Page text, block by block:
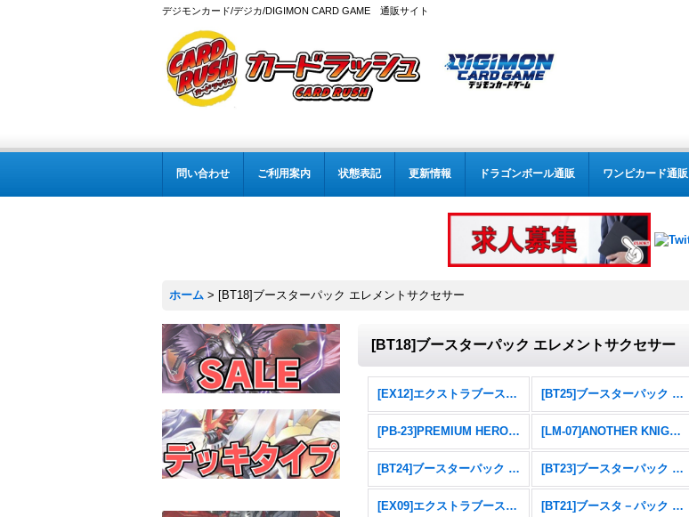
デジモンカード/デジカ/DIGIMON CARD GAME 通販サイト
問い合わせ ご利用案内 状態表記 更新情報 ドラゴンボール通販 ワンピカード通販
ホーム > [BT18]ブースターパック エレメントサクセサー
[BT18]ブースターパック エレメントサクセサー
[EX12]エクストラブースター DIGITAL WORLD SHAMBALA [BT25]ブースターパック DUAL REVOLUTION
[PB-23]PREMIUM HEROINES SET ver.2 [LM-07]ANOTHER KNIGHT
[BT24]ブースターパック TIME STRANGER [BT23]ブースターパック HACKERS' SLUMBER
[EX09]エクストラブースター VERSUS MONSTERS [BT21]ブースタ－パック WORLD CONVERGENCE